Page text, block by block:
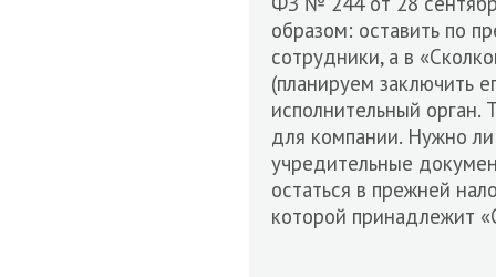
образом: оставить по
сотрудники, а в
(планируем заключить
исполнительный
для компании. Нужно
учредительные
остаться в прежней
которой принадлежит